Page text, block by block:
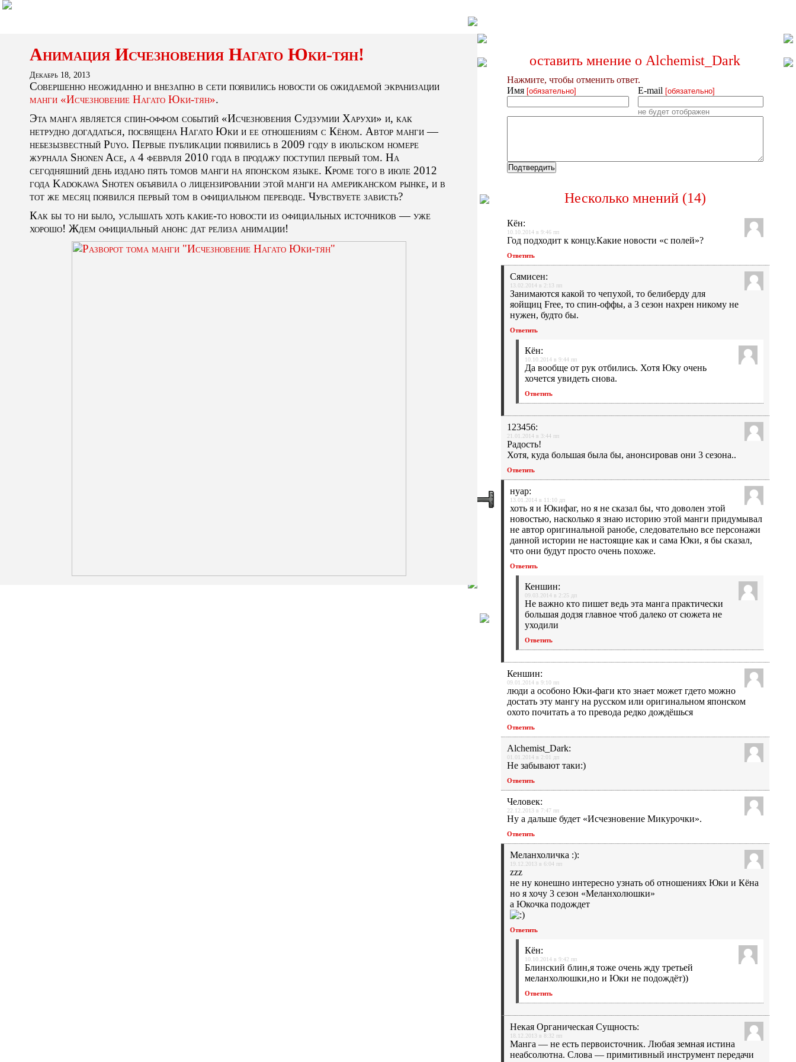
Анимация Исчезновения Нагато Юки-тян!
Декабрь 18, 2013
Совершенно неожиданно и внезапно в сети появились новости об ожидаемой экранизации
манги «Исчезновение Нагато Юки-тян».
Эта манга является спин-оффом событий «Исчезновения Судзумии Харухи» и, как
нетрудно догадаться, посвящена Нагато Юки и ее отношениям с Кёном. Автор манги —
небезызвестный Puyo. Первые публикации появились в 2009 году в июльском номере
журнала Shonen Ace, а 4 февраля 2010 года в продажу поступил первый том. На
сегодняшний день издано пять томов манги на японском языке. Кроме того в июле 2012
года Kadokawa Shoten объявила о лицензировании этой манги на американском рынке, и в
тот же месяц появился первый том в официальном переводе. Чувствуете зависть?
Как бы то ни было, услышать хоть какие-то новости из официальных источников — уже
хорошо! Ждем официальный анонс дат релиза анимации!
оставить мнение о Alchemist_Dark
Нажмите, чтобы отменить ответ.
E-mail [обязательно]
не будет отображен
Имя [обязательно]
Несколько мнений (14)
Кён:
10.10.2014 в 9:46 пп
Год подходит к концу.Какие новости «с полей»?
Ответить
Cямисен:
13.02.2014 в 2:13 пп
Занимаются какой то чепухой, то белиберду для
яойщиц Free, то спин-оффы, а 3 сезон нахрен никому не
нужен, будто бы.
Ответить
Кён:
10.10.2014 в 9:44 пп
Да вообще от рук отбились. Хотя Юку очень
хочется увидеть снова.
Ответить
123456:
21.01.2014 в 3:44 пп
Радость!
Хотя, куда большая была бы, анонсировав они 3 сезона..
Ответить
нуар:
13.01.2014 в 11:10 дп
хоть я и Юкифаг, но я не сказал бы, что доволен этой
новостью, насколько я знаю историю этой манги придумывал
не автор оригинальной ранобе, следовательно все персонажи
данной истории не настоящие как и сама Юки, я бы сказал,
что они будут просто очень похоже.
Ответить
Кеншин:
09.03.2014 в 2:25 дп
Не важно кто пишет ведь эта манга практически
большая додзя главное чтоб далеко от сюжета не
уходили
Ответить
Кеншин:
09.01.2014 в 9:10 пп
люди а особоно Юки-фаги кто знает может гдето можно
достать эту мангу на русском или оригинальном японском
охото почитать а то превода редко дождёшься
Ответить
Alchemist_Dark:
01.01.2014 в 2:01 дп
Не забывают таки:)
Ответить
Человек:
22.12.2013 в 7:47 пп
Ну а дальше будет «Исчезновение Микурочки».
Ответить
Меланхоличка :):
19.12.2013 в 6:04 пп
zzz
не ну конешно интересно узнать об отношениях Юки и Кёна
но я хочу 3 сезон «Меланхолюшки»
а Юкочка подождет
Ответить
Кён:
10.10.2014 в 9:42 пп
Блинский блин,я тоже очень жду третьей
меланхолюшки,но и Юки не подождёт))
Ответить
Некая Органическая Сущность:
18.12.2013 в 8:32 пп
Манга — не есть первоисточник. Любая земная истина
неабсолютна. Слова — примитивный инструмент передачи